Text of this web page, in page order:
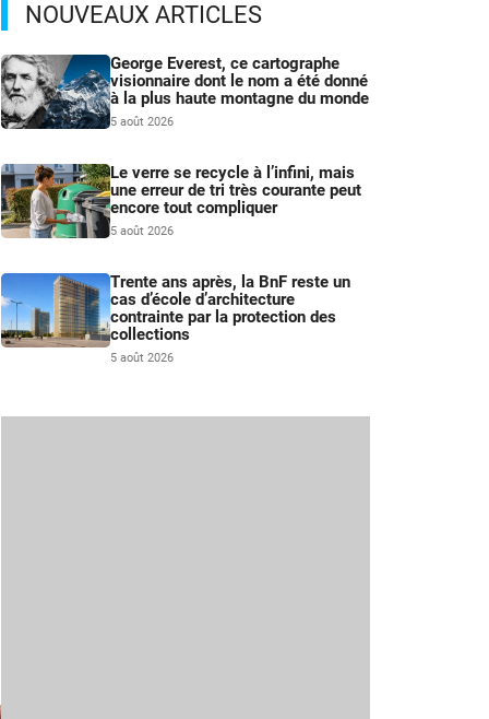
NOUVEAUX ARTICLES
George Everest, ce cartographe
visionnaire dont le nom a été donné
à la plus haute montagne du monde
5 août 2026
Le verre se recycle à l’infini, mais
une erreur de tri très courante peut
encore tout compliquer
5 août 2026
Trente ans après, la BnF reste un
cas d’école d’architecture
contrainte par la protection des
collections
5 août 2026